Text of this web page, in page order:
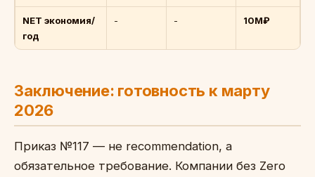
NET экономия/
год
- - 10M₽
Заключение: готовность к марту
2026
Приказ №117 — не recommendation, а
обязательное требование. Компании без Zero